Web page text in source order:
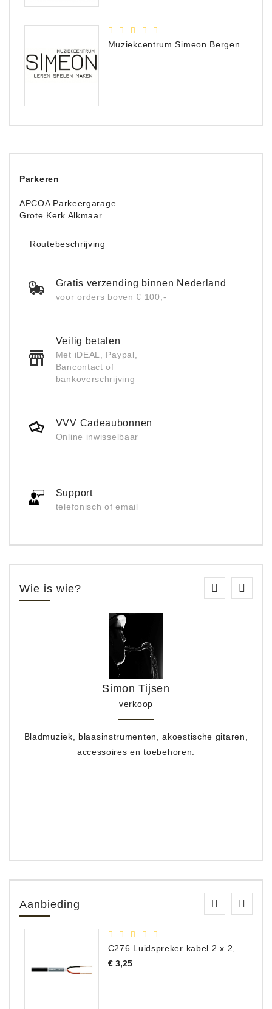
Muziekcentrum Simeon Bergen
Parkeren
APCOA Parkeergarage
Grote Kerk Alkmaar
Routebeschrijving
Gratis verzending binnen Nederland
voor orders boven € 100,-
Veilig betalen
Met iDEAL, Paypal,
Bancontact of
bankoverschrijving
VVV Cadeaubonnen
Online inwisselbaar
Support
telefonisch of email
Wie is wie?
Simon Tijsen
verkoop
Bladmuziek, blaasinstrumenten, akoestische gitaren,
accessoires en toebehoren.
Aanbieding
€ 3,25Prijs